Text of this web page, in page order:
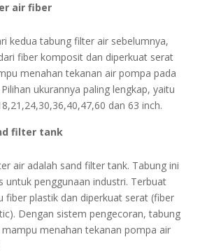
air fiber
kedua tabung filter air sebelumnya,
fiber komposit dan diperkuat serat
menahan tekanan air pompa pada
ukurannya paling lengkap, yaitu
dan 63 inch.
filter tank
air adalah sand filter tank. Tabung ini
untuk penggunaan industri. Terbuat
fiber plastik dan diperkuat serat (fiber
Dengan sistem pengecoran, tabung
menahan tekanan pompa air